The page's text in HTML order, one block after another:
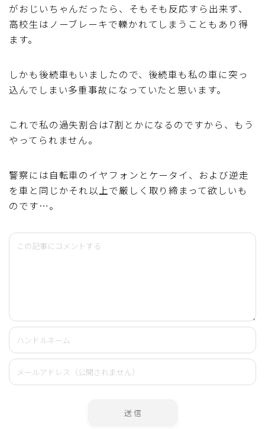
ブルベレポート2016
ブルべレポート2014
ブルべレポート2012
がおじいちゃんだったら、そもそも反応すら出来ず、
高校生はノーブレーキで轢かれてしまうこともあり得
ます。
しかも後続車もいましたので、後続車も私の車に突っ
込んでしまい多重事故になっていたと思います。
これで私の過失割合は7割とかになるのですから、もう
やってられません。
警察には自転車のイヤフォンとケータイ、および逆走
を車と同じかそれ以上で厳しく取り締まって欲しいも
のです…。